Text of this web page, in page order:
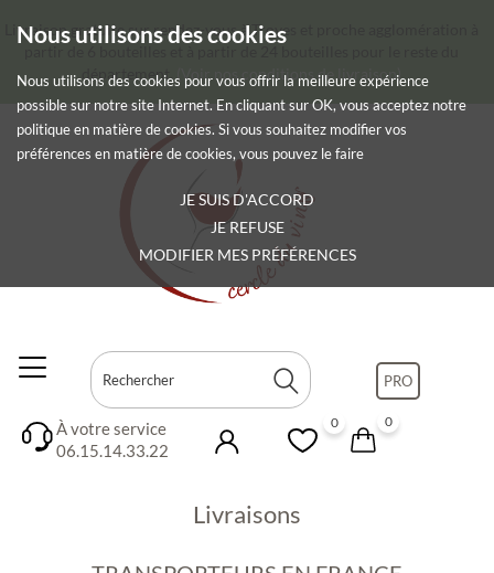
Nous utilisons des cookies
Nous utilisons des cookies pour vous offrir la meilleure expérience
possible sur notre site Internet. En cliquant sur OK, vous acceptez notre
politique en matière de cookies. Si vous souhaitez modifier vos
préférences en matière de cookies, vous pouvez le faire
JE SUIS D'ACCORD
JE REFUSE
MODIFIER MES PRÉFÉRENCES
Livraison gratuite sur rendez-vous à Troyes et proche agglomération à
département.
(Voir nos conditions de livraison)
À votre service
06.15.14.33.22
0 0
PRO
Livraisons